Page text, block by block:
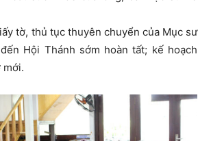
tờ, thủ tục thuyên chuyển của Mục sư
Hội Thánh sớm hoàn tất; kế hoạch
mới.